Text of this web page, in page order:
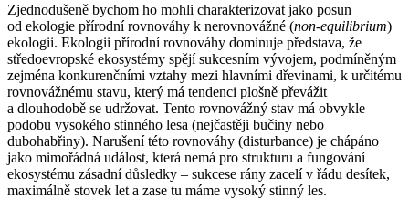
Zjednodušeně bychom ho mohli charakterizovat jako posun
od ekologie přírodní rovnováhy k nerovnovážné (non-equilibrium)
ekologii. Ekologii přírodní rovnováhy dominuje představa, že
středoevropské ekosystémy spějí sukcesním vývojem, podmíněným
zejména konkurenčními vztahy mezi hlavními dřevinami, k určitému
rovnovážnému stavu, který má tendenci plošně převážit
a dlouhodobě se udržovat. Tento rovnovážný stav má obvykle
podobu vysokého stinného lesa (nejčastěji bučiny nebo
dubohabřiny). Narušení této rovnováhy (disturbance) je chápáno
jako mimořádná událost, která nemá pro strukturu a fungování
ekosystému zásadní důsledky – sukcese rány zacelí v řádu desítek,
maximálně stovek let a zase tu máme vysoký stinný les.